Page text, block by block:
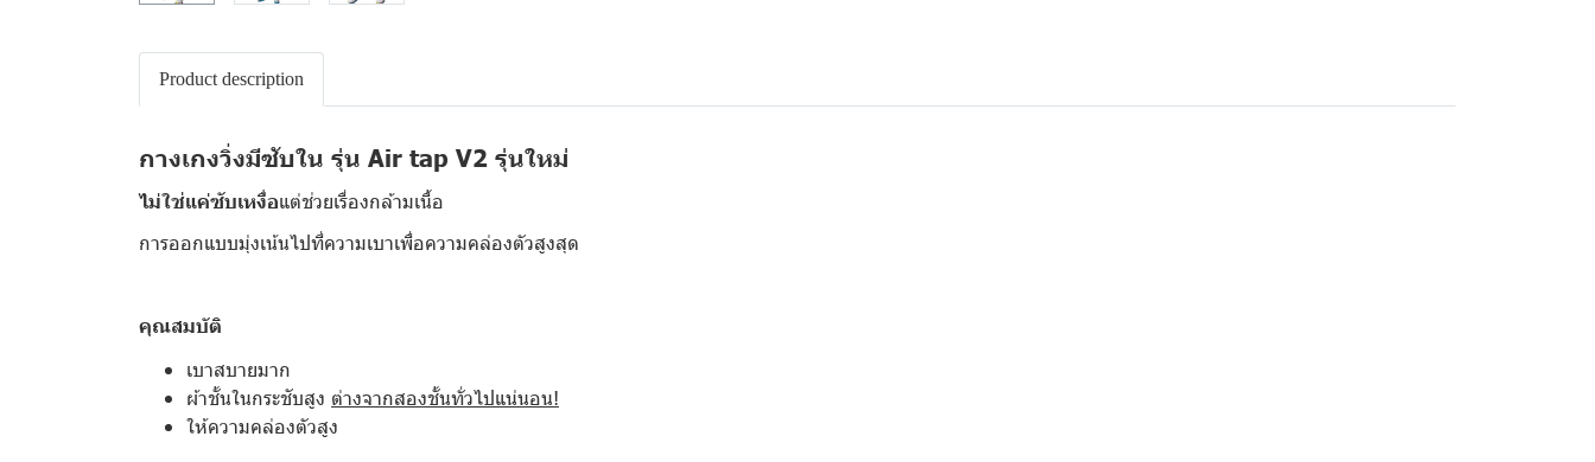
Product description
กางเกงวิ่งมีซับใน รุ่น Air tap V2 รุ่นใหม่
ไม่ใช่แค่ซับเหงื่อแต่ช่วยเรื่องกล้ามเนื้อ
การออกแบบมุ่งเน้นไปที่ความเบาเพื่อความคล่องตัวสูงสุด
คุณสมบัติ
เบาสบายมาก
ผ้าชั้นในกระชับสูง ต่างจากสองชั้นทั่วไปแน่นอน!
ให้ความคล่องตัวสูง